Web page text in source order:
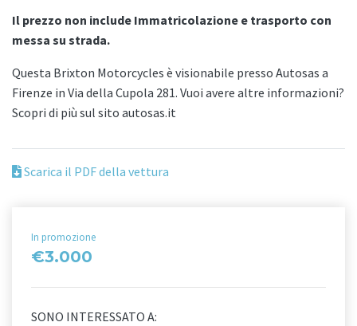
Il prezzo non include Immatricolazione e trasporto con
messa su strada.
Questa Brixton Motorcycles è visionabile presso Autosas a
Firenze in Via della Cupola 281. Vuoi avere altre informazioni?
Scopri di più sul sito autosas.it
Scarica il PDF della vettura
In promozione
€3.000
SONO INTERESSATO A: